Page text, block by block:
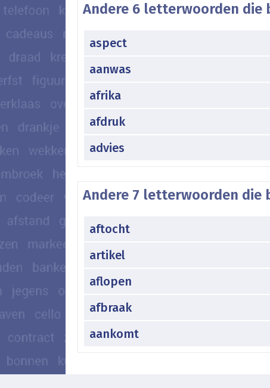
Andere 6 letterwoorden
aspect
aanwas
afrika
afdruk
advies
Andere 7 letterwoorden die
aftocht
artikel
aflopen
afbraak
aankomt